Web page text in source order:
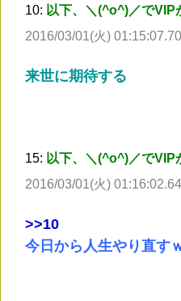
10: 以下、＼(^o^)／でVIP
2016/03/01(火)
来世に期待する
15: 以下、＼(^o^)／でVIP
2016/03/01(火)
>>10
今日から人生やり直す